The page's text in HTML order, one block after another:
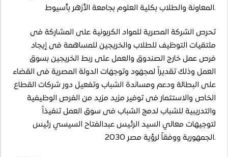
المعاونة والطلاب بكلية العلوم بجامعة الأزهر بأسيوط.
تحرص الشركة المصرية للمواد الكربونية على المشاركة فى
ملتقيات التوظيف للطلاب والخريجين للمساهمة فى إيجاد
فرص عمل خارج الصندوق والعمل على ربط الخريجين بسوق
العمل وذلك تقديراً لمجهود وتوجهات الدولة المصرية فى القضاء
على البطالة ودعم ومساندة الشباب وتفعيل دور شركات القطاع
الخاص والاستثمار فى توفير مزيد مزيد من الفرص الوظيفية
والتدريبية للشباب لدمج الشباب فى سوق العمل تنفيذاً
لتوجيهات معالي السيد الرئيس عبدالفتاح السيسي رئيس
الجمهورية ووفقاً لرؤية مصر 2030.